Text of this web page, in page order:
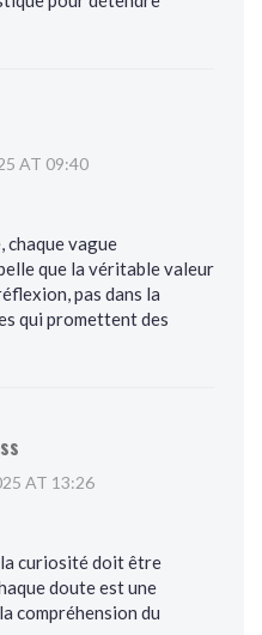
AT 09:40
chaque vague
que la véritable valeur
pas dans la
qui promettent des
AT 13:26
curiosité doit être
doute est une
compréhension du